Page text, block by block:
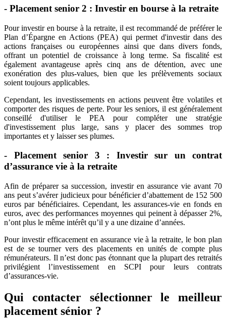
- Placement senior 2 : Investir en bourse à la retraite
Pour investir en bourse à la retraite, il est recommandé de préférer le
Plan d’Épargne en Actions (PEA) qui permet d'investir dans des
actions françaises ou européennes ainsi que dans divers fonds,
offrant un potentiel de croissance à long terme. Sa fiscalité est
également avantageuse après cinq ans de détention, avec une
exonération des plus-values, bien que les prélèvements sociaux
soient toujours applicables.
Cependant, les investissements en actions peuvent être volatiles et
comporter des risques de perte. Pour les seniors, il est généralement
conseillé d'utiliser le PEA pour compléter une stratégie
d'investissement plus large, sans y placer des sommes trop
importantes et y laisser ses plumes.
- Placement senior 3 : Investir sur un contrat
d’assurance vie à la retraite
Afin de préparer sa succession, investir en assurance vie avant 70
ans peut s’avérer judicieux pour bénéficier d’abattement de 152 500
euros par bénéficiaires. Cependant, les assurances-vie en fonds en
euros, avec des performances moyennes qui peinent à dépasser 2%,
n’ont plus le même intérêt qu’il y a une dizaine d’années.
Pour investir efficacement en assurance vie à la retraite, le bon plan
est de se tourner vers des placements en unités de compte plus
rémunérateurs. Il n’est donc pas étonnant que la plupart des retraités
privilégient l’investissement en SCPI pour leurs contrats
d’assurances-vie.
Qui contacter sélectionner le meilleur
placement sénior ?